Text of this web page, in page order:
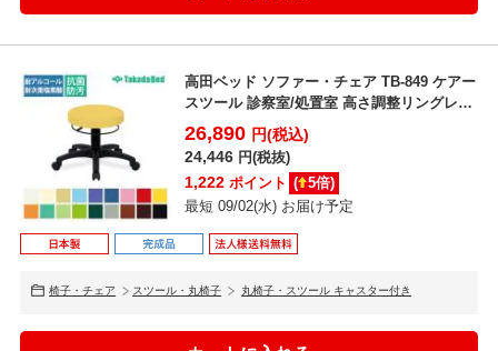
高田ベッド ソファー・チェア TB-849 ケアー
スツール 診察室/処置室 高さ調整リングレバ
ー 高...
26,890 円(税込)
24,446 円(税抜)
1,222 ポイント ( 5倍)
最短 09/02(水) お届け予定
椅子・チェア スツール・丸椅子 丸椅子・スツール キャスター付き